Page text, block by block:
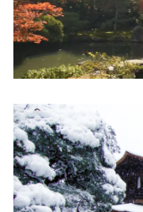
詳細
2
銀
閣
の
周
辺
の
紅
葉
ス